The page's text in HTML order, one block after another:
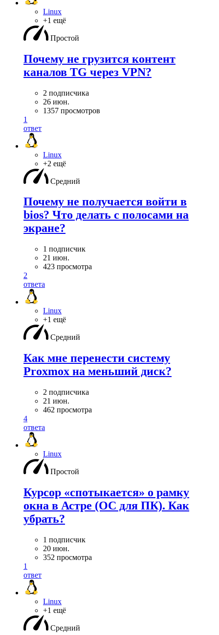
Linux
+1 ещё
Простой
Почему не грузится контент
каналов TG через VPN?
2 подписчика
26 июн.
1357 просмотров
1
ответ
Linux
+2 ещё
Средний
Почему не получается войти в
bios? Что делать с полосами на
экране?
1 подписчик
21 июн.
423 просмотра
2
ответа
Linux
+1 ещё
Средний
Как мне перенести систему
Proxmox на меньший диск?
2 подписчика
21 июн.
462 просмотра
4
ответа
Linux
Простой
Курсор «спотыкается» о рамку
окна в Астре (ОС для ПК). Как
убрать?
1 подписчик
20 июн.
352 просмотра
1
ответ
Linux
+1 ещё
Средний